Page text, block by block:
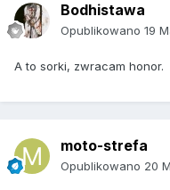
Bodhistawa
Opublikowano 19
A to sorki, zwracam honor.
moto-strefa
Opublikowano 20